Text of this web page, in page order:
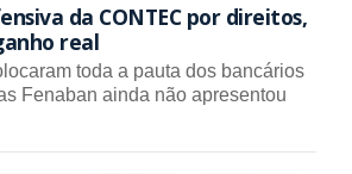
da CONTEC por direitos,
real
toda a pauta dos bancários
Fenaban ainda não apresentou